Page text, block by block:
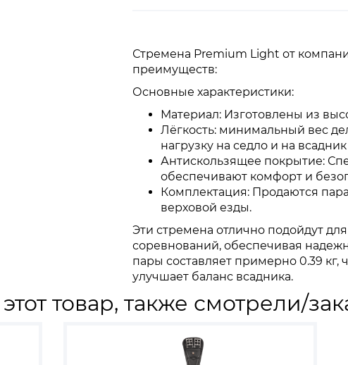
Стремена Premium Light от
преимуществ:
Основные характеристики:
Материал: Изготовлены из
Лёгкость: минимальный вес
нагрузку на седло и на всадник
Антискользящее покрытие:
обеспечивают комфорт и
Комплектация: Продаются
верховой езды.
Эти стремена отлично подойдут
соревнований, обеспечивая
пары составляет примерно 0.39
улучшает баланс всадника.
товар, также смотрели/